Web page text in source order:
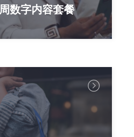
数字内容套餐